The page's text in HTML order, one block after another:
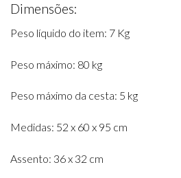
Dimensões:
Peso líquido do item: 7 Kg
Peso máximo: 80 kg
Peso máximo da cesta: 5 kg
Medidas: 52 x 60 x 95 cm
Assento: 36 x 32 cm